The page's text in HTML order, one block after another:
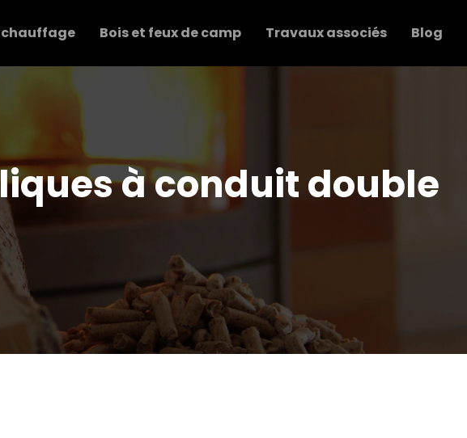
chauffage Bois et feux de camp Travaux associés Blog
à conduit double